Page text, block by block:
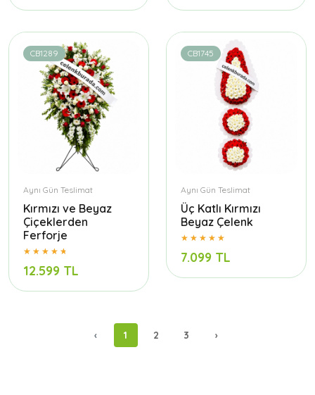
CB1289
Aynı Gün Teslimat
Kırmızı ve Beyaz
Çiçeklerden
Ferforje
12.599 TL
CB1745
Aynı Gün Teslimat
Üç Katlı Kırmızı
Beyaz Çelenk
7.099 TL
‹ 1 2 3 ›